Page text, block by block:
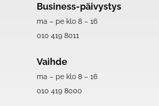
Business-päivystys
ma – pe klo 8 – 16
010 419 8011
Vaihde
ma – pe klo 8 – 16
010 419 8000